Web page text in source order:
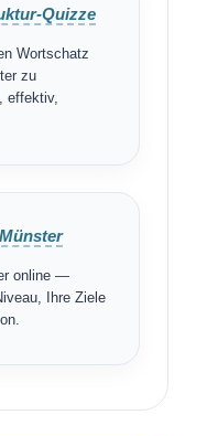
Quizze
Wortschatz
zu
effektiv,
online —
Ihre Ziele